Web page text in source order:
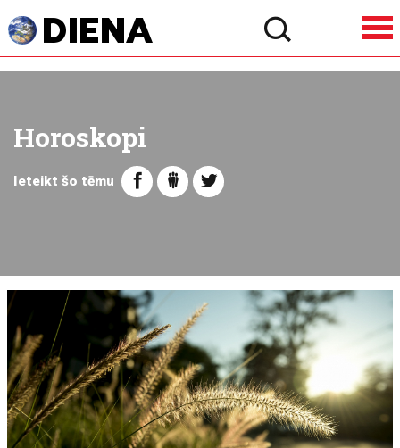
Horoskopi
Ieteikt šo tēmu